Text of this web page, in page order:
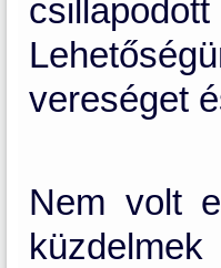
vereséget
Nem volt